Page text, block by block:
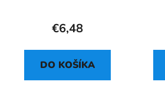
€6,48
DO KOŠÍKA